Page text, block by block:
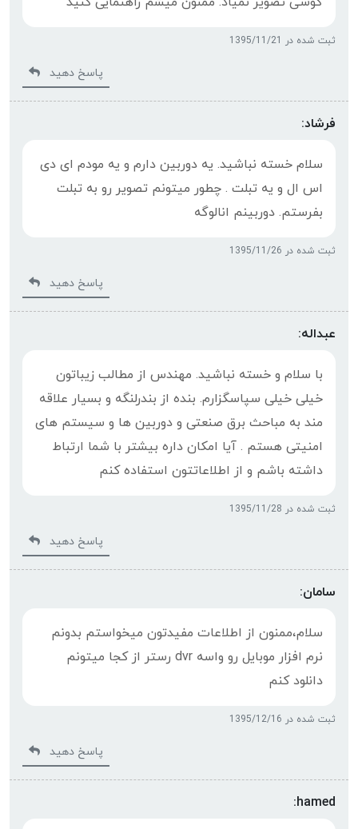
ثبت شده در 1395/11/21
پاسخ دهید
فرشاد:
سلام خسته نباشید. یه دوربین دارم و یه مودم ای دی
اس ال و یه تبلت . چطور میتونم تصویر رو به تبلت
بفرستم. دوربینم انالوگه
ثبت شده در 1395/11/26
پاسخ دهید
عبداله:
با سلام و خسته نباشید. مهندس از مطالب زیباتون
خیلی خیلی سپاسگزارم. بنده از بندرلنگه و بسیار علاقه
مند به مباحث برق صنعتی و دوربین ها و سیستم های
امنیتی هستم . آیا امکان داره بیشتر با شما ارتباط
داشته باشم و از اطلاعاتتون استفاده کنم
ثبت شده در 1395/11/28
پاسخ دهید
سامان:
سلام،ممنون از اطلاعات مفیدتون میخواستم بدونم
نرم افزار موبایل رو واسه dvr رستر از کجا میتونم
دانلود کنم
ثبت شده در 1395/12/16
پاسخ دهید
hamed: